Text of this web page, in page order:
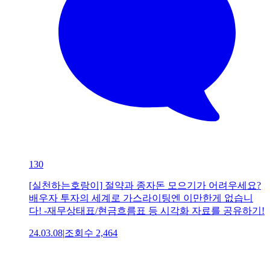
130
[실천하는호랑이] 절약과 종자돈 모으기가 어려우세요?
배우자 투자의 세계로 가스라이팅엔 이만한게 없습니
다! -재무상태표/현금흐름표 등 시각화 자료를 공유하기!
24.03.08|조회수 2,464